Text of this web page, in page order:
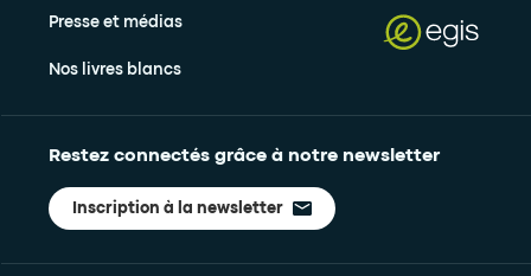
Presse et médias
Nos livres blancs
Restez connectés grâce à notre newsletter
Inscription à la newsletter